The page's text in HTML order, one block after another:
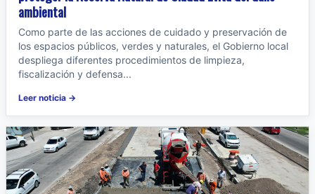
ambiental
Como parte de las acciones de cuidado y preservación de
los espacios públicos, verdes y naturales, el Gobierno local
despliega diferentes procedimientos de limpieza,
fiscalización y defensa...
Leer noticia →